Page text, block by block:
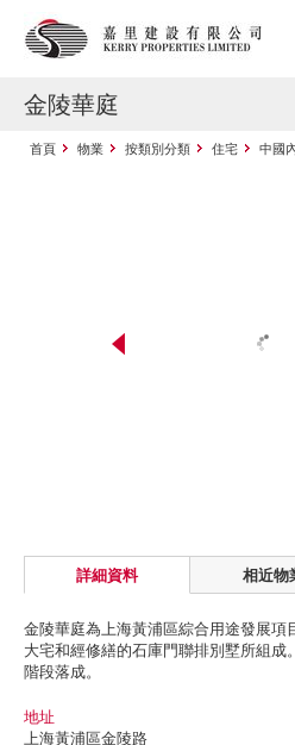
金陵華庭
首頁 物業 按類別分類 住宅 中國
詳細資料 相近物
金陵華庭為上海黃浦區綜合用途發展
大宅和經修繕的石庫門聯排別墅所組
階段落成。
地址
上海黃浦區金陵路